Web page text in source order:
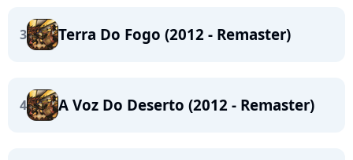
3 Terra Do Fogo (2012 - Remaster)
4 A Voz Do Deserto (2012 - Remaster)